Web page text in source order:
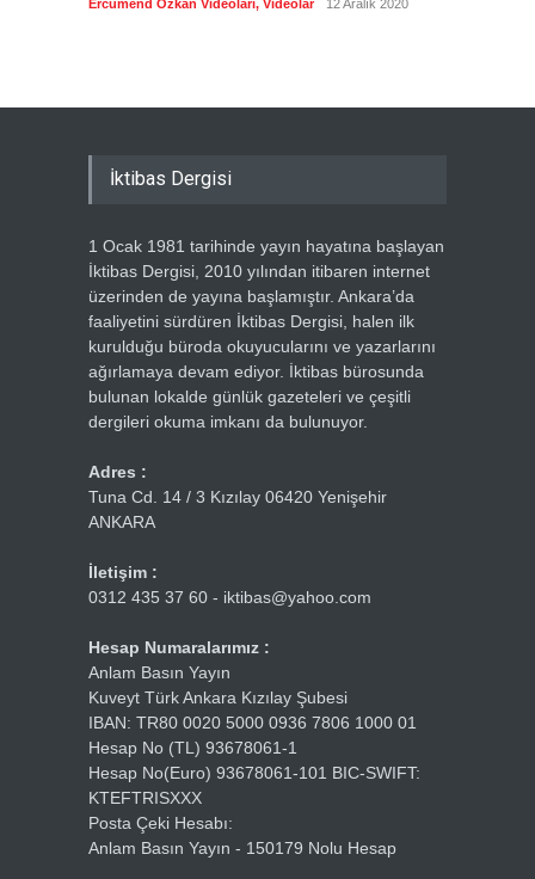
Ercümend Özkan Videoları, Videolar 12 Aralık 2020
İktibas Dergisi
1 Ocak 1981 tarihinde yayın hayatına başlayan
İktibas Dergisi, 2010 yılından itibaren internet
üzerinden de yayına başlamıştır. Ankara’da
faaliyetini sürdüren İktibas Dergisi, halen ilk
kurulduğu büroda okuyucularını ve yazarlarını
ağırlamaya devam ediyor. İktibas bürosunda
bulunan lokalde günlük gazeteleri ve çeşitli
dergileri okuma imkanı da bulunuyor.
Adres :
Tuna Cd. 14 / 3 Kızılay 06420 Yenişehir
ANKARA
İletişim :
0312 435 37 60 - iktibas@yahoo.com
Hesap Numaralarımız :
Anlam Basın Yayın
Kuveyt Türk Ankara Kızılay Şubesi
IBAN: TR80 0020 5000 0936 7806 1000 01
Hesap No (TL) 93678061-1
Hesap No(Euro) 93678061-101 BIC-SWIFT:
KTEFTRISXXX
Posta Çeki Hesabı:
Anlam Basın Yayın - 150179 Nolu Hesap